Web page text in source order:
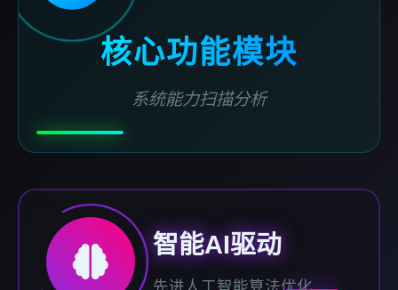
核心功能模块
系统能力扫描分析
智能AI驱动
先进人工智能算法优化